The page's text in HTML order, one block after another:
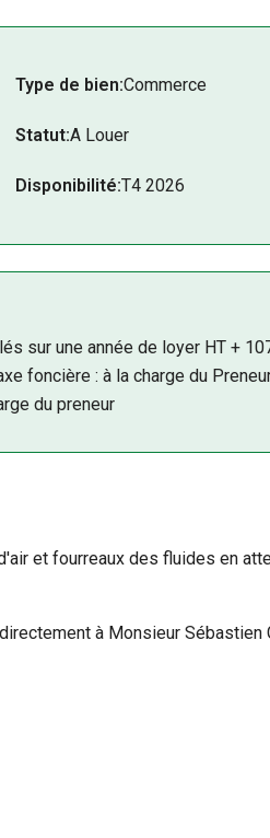
Type de bien:Commerce
Statut:A Louer
Disponibilité:T4 2026
sur une année de loyer HT +
foncière : à la charge du
du preneur
et fourreaux des fluides en
à Monsieur Sébastien